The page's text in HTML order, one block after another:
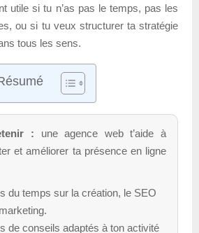
utile si tu n’as pas le temps, pas les
ou si tu veux structurer ta stratégie
tous les sens.
: une agence web t’aide à
et améliorer ta présence en ligne
du temps sur la création, le SEO
de conseils adaptés à ton activité